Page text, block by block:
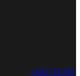
+420 734 592